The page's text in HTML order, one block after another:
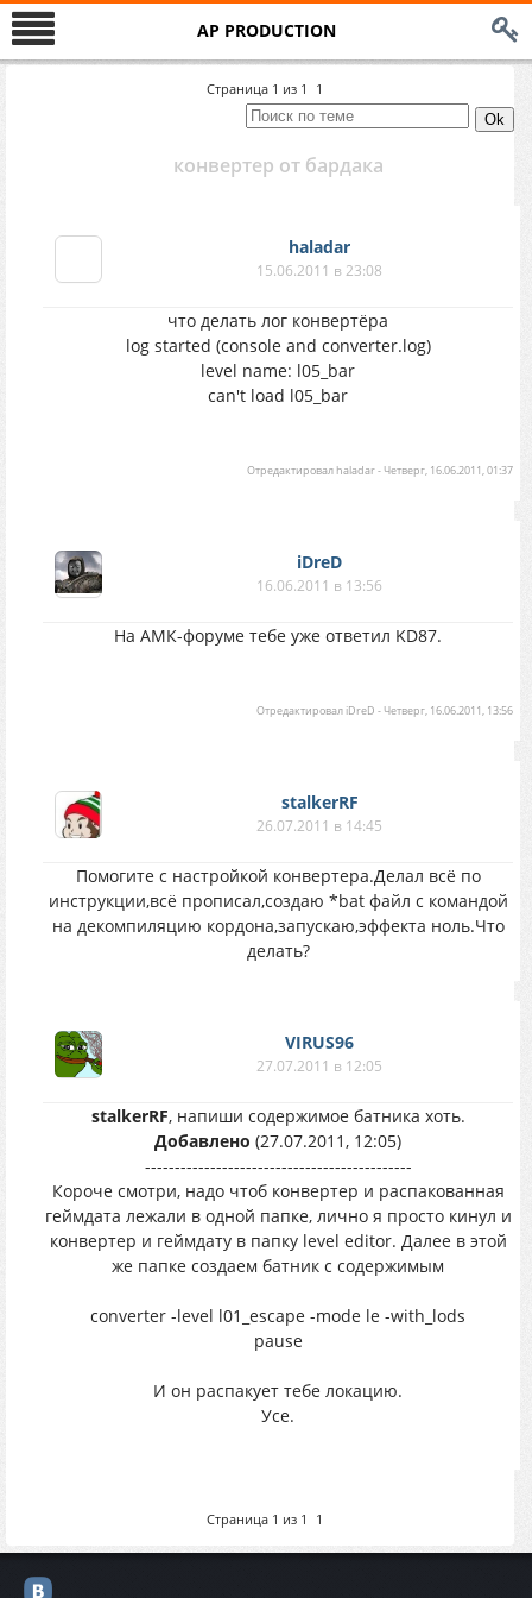
AP PRODUCTION
Страница 1 из 1 1
конвертер от бардака
haladar
15.06.2011 в 23:08
что делать лог конвертёра
log started (console and converter.log)
level name: l05_bar
can't load l05_bar
Отредактировал haladar-Четверг, 16.06.2011, 01:37
iDreD
16.06.2011 в 13:56
На АМК-форуме тебе уже ответил KD87.
Отредактировал iDreD -Четверг, 16.06.2011, 13:56
stalkerRF
26.07.2011 в 14:45
Помогите с настройкой конвертера.Делал всё по
инструкции,всё прописал,создаю *bat файл с командой
на декомпиляцию кордона,запускаю,эффекта ноль.Что
делать?
VIRUS96
27.07.2011 в 12:05
stalkerRF, напиши содержимое батника хоть.
Добавлено (27.07.2011, 12:05)
---------------------------------------------
Короче смотри, надо чтоб конвертер и распакованная
геймдата лежали в одной папке, лично я просто кинул и
конвертер и геймдату в папку level editor. Далее в этой
же папке создаем батник с содержимым
converter -level l01_escape -mode le -with_lods
pause
И он распакует тебе локацию.
Усе.
Страница 1 из 1 1